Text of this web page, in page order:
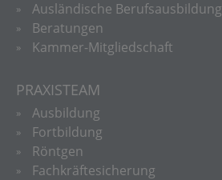
Ausländische Berufsausbildung
Beratungen
Kammer-Mitgliedschaft
PRAXISTEAM
Ausbildung
Fortbildung
Röntgen
Fachkräftesicherung